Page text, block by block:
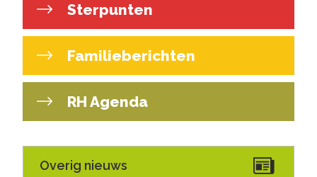
Sterpunten
Familieberichten
RH Agenda
Overig nieuws